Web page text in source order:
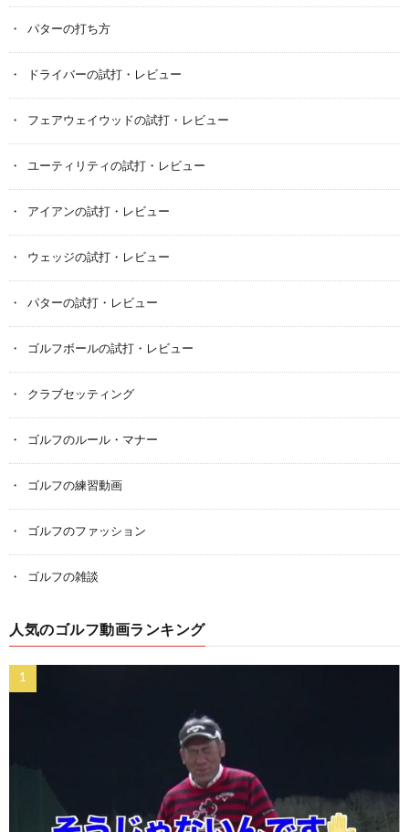
パターの打ち方
ドライバーの試打・レビュー
フェアウェイウッドの試打・レビュー
ユーティリティの試打・レビュー
アイアンの試打・レビュー
ウェッジの試打・レビュー
パターの試打・レビュー
ゴルフボールの試打・レビュー
クラブセッティング
ゴルフのルール・マナー
ゴルフの練習動画
ゴルフのファッション
ゴルフの雑談
人気のゴルフ動画ランキング